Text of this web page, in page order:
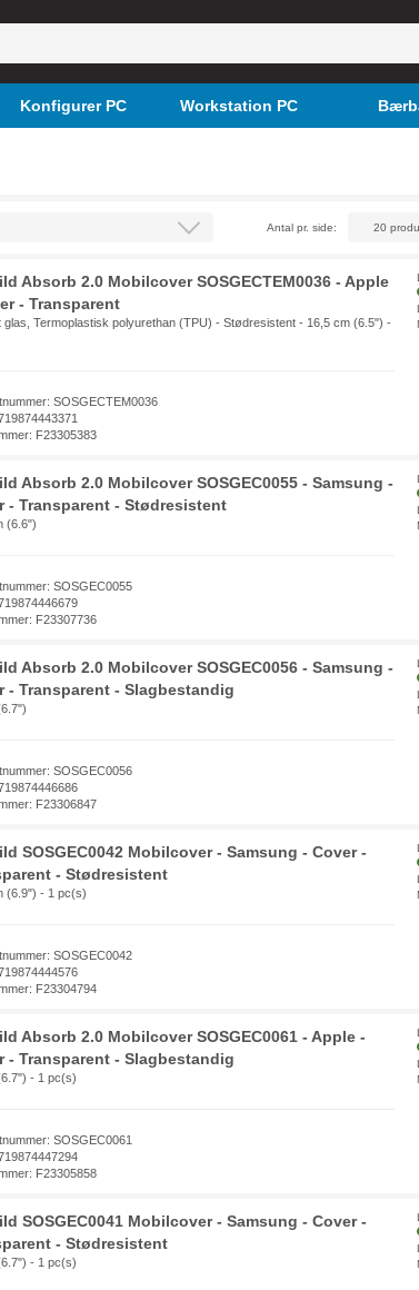
Konfigurer PC Workstation PC
Antal pr. side:
Absorb 2.0 Mobilcover SOSGECTEM0036 - Apple
- Transparent
Termoplastisk polyurethan (TPU) - Stødresistent - 16,5 cm (6.5") -
SOSGECTEM0036
F23305383
Absorb 2.0 Mobilcover SOSGEC0055 - Samsung -
- Transparent - Stødresistent
(6.6")
SOSGEC0055
F23307736
Absorb 2.0 Mobilcover SOSGEC0056 - Samsung -
- Transparent - Slagbestandig
SOSGEC0056
F23306847
SOSGEC0042 Mobilcover - Samsung - Cover -
- Stødresistent
(6.9") - 1 pc(s)
SOSGEC0042
F23304794
Absorb 2.0 Mobilcover SOSGEC0061 - Apple -
- Transparent - Slagbestandig
- 1 pc(s)
SOSGEC0061
F23305858
SOSGEC0041 Mobilcover - Samsung - Cover -
- Stødresistent
- 1 pc(s)